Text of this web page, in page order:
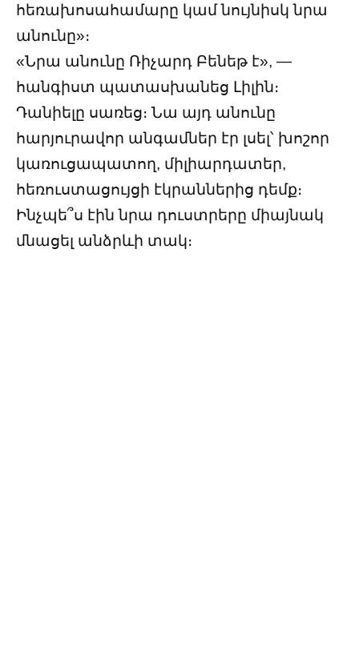
հեռախոսահամարը կամ նույնիսկ նրա
անունը»։
«Նրա անունը Ռիչարդ Բենեթ է», —
հանգիստ պատասխանեց Լիլին։
Դանիելը սառեց։ Նա այդ անունը
հարյուրավոր անգամներ էր լսել՝ խոշոր
կառուցապատող, միլիարդատեր,
հեռուստացույցի էկրաններից դեմք։
Ինչպե՞ս էին նրա դուստրերը միայնակ
մնացել անձրևի տակ։